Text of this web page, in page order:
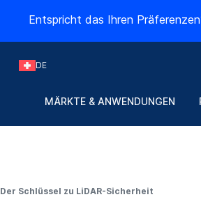
Entspricht das Ihren
DE
MÄRKTE & ANWENDUNGEN
Der Schlüssel zu LiDAR-Sicherheit